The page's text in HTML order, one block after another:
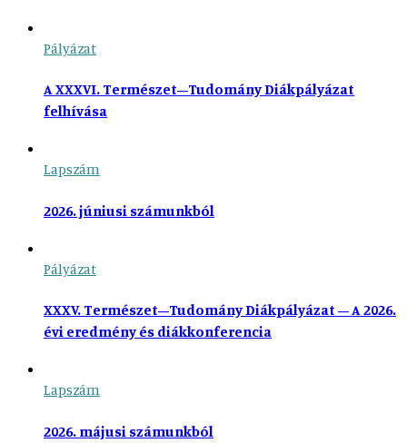
Pályázat
A XXXVI. Természet–Tudomány Diákpályázat
felhívása
Lapszám
2026. júniusi számunkból
Pályázat
XXXV. Természet–Tudomány Diákpályázat – A 2026.
évi eredmény és diákkonferencia
Lapszám
2026. májusi számunkból